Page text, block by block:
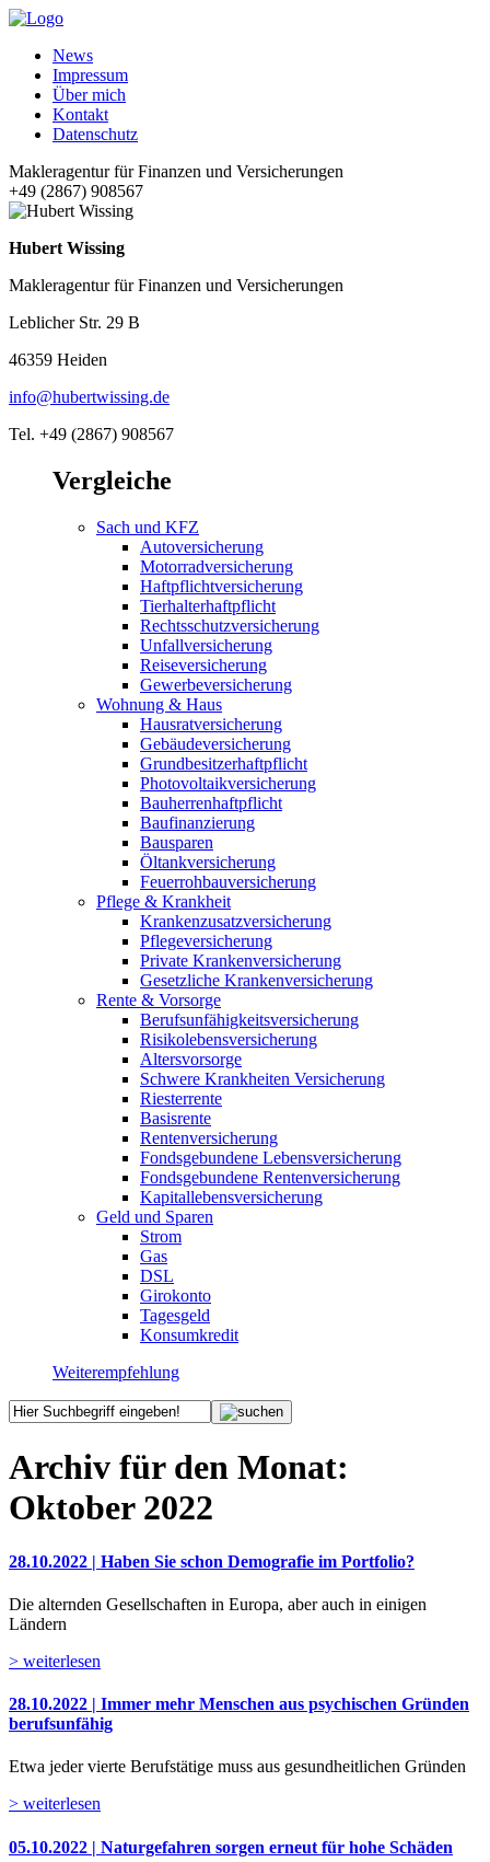
News
Impressum
Über mich
Kontakt
Datenschutz
Makleragentur für Finanzen und Versicherungen
+49 (2867) 908567
Hubert Wissing
Makleragentur für Finanzen und Versicherungen
Leblicher Str. 29 B
46359 Heiden
info@hubertwissing.de
Tel. +49 (2867) 908567
Vergleiche
Sach und KFZ
Autoversicherung
Motorradversicherung
Haftpflichtversicherung
Tierhalterhaftpflicht
Rechtsschutzversicherung
Unfallversicherung
Reiseversicherung
Gewerbeversicherung
Wohnung & Haus
Hausratversicherung
Gebäudeversicherung
Grundbesitzerhaftpflicht
Photovoltaikversicherung
Bauherrenhaftpflicht
Baufinanzierung
Bausparen
Öltankversicherung
Feuerrohbauversicherung
Pflege & Krankheit
Krankenzusatzversicherung
Pflegeversicherung
Private Krankenversicherung
Gesetzliche Krankenversicherung
Rente & Vorsorge
Berufs­unfähigkeitsversicherung
Risikolebensversicherung
Altersvorsorge
Schwere Krankheiten Versicherung
Riesterrente
Basisrente
Rentenversicherung
Fondsgebundene Lebensversicherung
Fondsgebundene Rentenversicherung
Kapitallebensversicherung
Geld und Sparen
Strom
Gas
DSL
Girokonto
Tagesgeld
Konsumkredit
Weiterempfehlung
Archiv für den Monat:
Oktober 2022
28.10.2022 | Haben Sie schon Demografie im Portfolio?
Die alternden Gesellschaften in Europa, aber auch in einigen
Ländern
> weiterlesen
28.10.2022 | Immer mehr Menschen aus psychischen Gründen
berufsunfähig
Etwa jeder vierte Berufstätige muss aus gesundheitlichen Gründen
> weiterlesen
05.10.2022 | Naturgefahren sorgen erneut für hohe Schäden